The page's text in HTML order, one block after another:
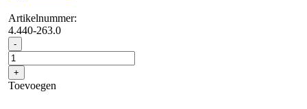
Artikelnummer:
4.440-263.0
- Zuigslang,
NT,
DN
40,
lengte
+
Toevoegen